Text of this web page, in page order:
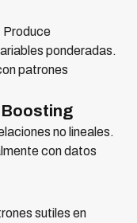
Produce
ponderadas.
patrones
Boosting
no lineales.
con datos
sutiles en